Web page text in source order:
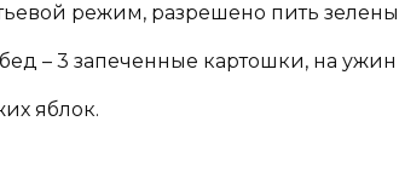
режим, разрешено пить
– 3 запеченные картошки, на
яблок.